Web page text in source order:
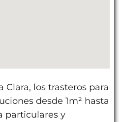
Clara, los trasteros para
desde 1m² hasta
particulares y